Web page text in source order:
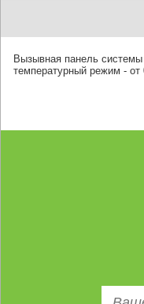
Вызывная панель системы
температурный режим -